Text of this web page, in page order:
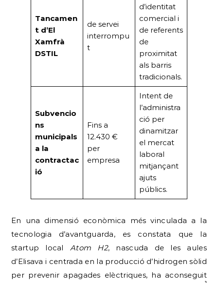
Tancamen
t d’El
Xamfrà
DSTIL
de servei
interrompu
t
d’identitat
comercial i
de referents
de
proximitat
als barris
tradicionals.
Subvencio
ns
municipals
a la
contractac
ió
Fins a
12.430 €
per
empresa
Intent de
l’administra
ció per
dinamitzar
el mercat
laboral
mitjançant
ajuts
públics.
En una dimensió econòmica més vinculada a la
tecnologia d’avantguarda, es constata que la
startup local Atom H2, nascuda de les aules
d’Elisava i centrada en la producció d’hidrogen sòlid
per prevenir apagades elèctriques, ha aconseguit